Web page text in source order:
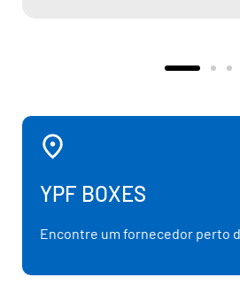
YPF BOXES
Encontre um fornecedor perto